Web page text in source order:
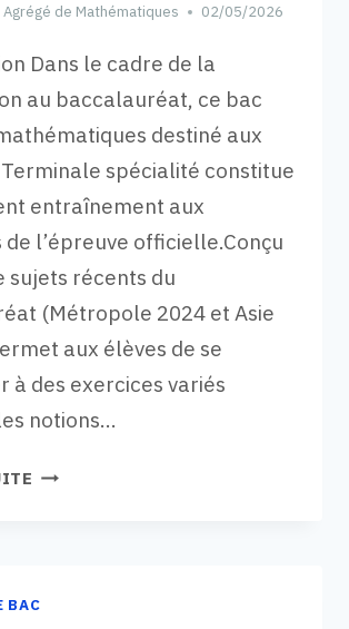
Agrégé de Mathématiques 02/05/2026
Dans le cadre de la
au baccalauréat, ce bac
destiné aux
spécialité constitue
entraînement aux
de l’épreuve officielle.Conçu
sujets récents du
(Métropole 2024 et Asie
aux élèves de se
à des exercices variés
notions…
BAC
(SUJET
BAC